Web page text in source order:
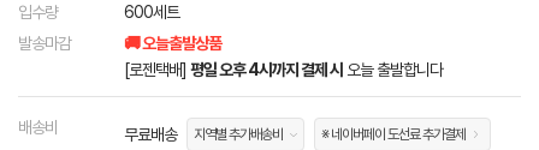
입수량
600세트
발송마감
🚚 오늘출발상품
[로젠택배] 평일 오후 4시까지 결제 시 오늘 출발합니다
배송비 무료배송 지역별 추가배송비 ※ 네이버페이 도선료 추가결제